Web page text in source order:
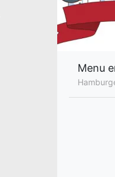
Menu